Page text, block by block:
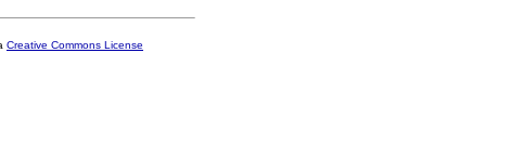
Creative Commons License